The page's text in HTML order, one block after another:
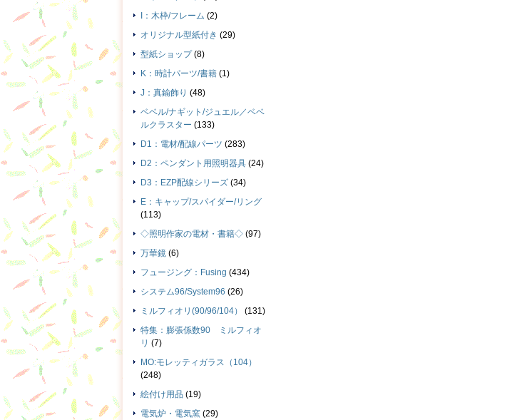
I：木枠/フレーム (2)
オリジナル型紙付き (29)
型紙ショップ (8)
K：時計パーツ/書籍 (1)
J：真鍮飾り (48)
ベベル/ナギット/ジュエル／ベベ
ルクラスター (133)
D1：電材/配線パーツ (283)
D2：ペンダント用照明器具 (24)
D3：EZP配線シリーズ (34)
E：キャップ/スパイダー/リング
(113)
◇照明作家の電材・書籍◇ (97)
万華鏡 (6)
フュージング：Fusing (434)
システム96/System96 (26)
ミルフィオリ(90/96/104）
(131)
特集：膨張係数90 ミルフィオ
リ (7)
MO:モレッティガラス（104）
(248)
絵付け用品 (19)
電気炉・電気窯 (29)